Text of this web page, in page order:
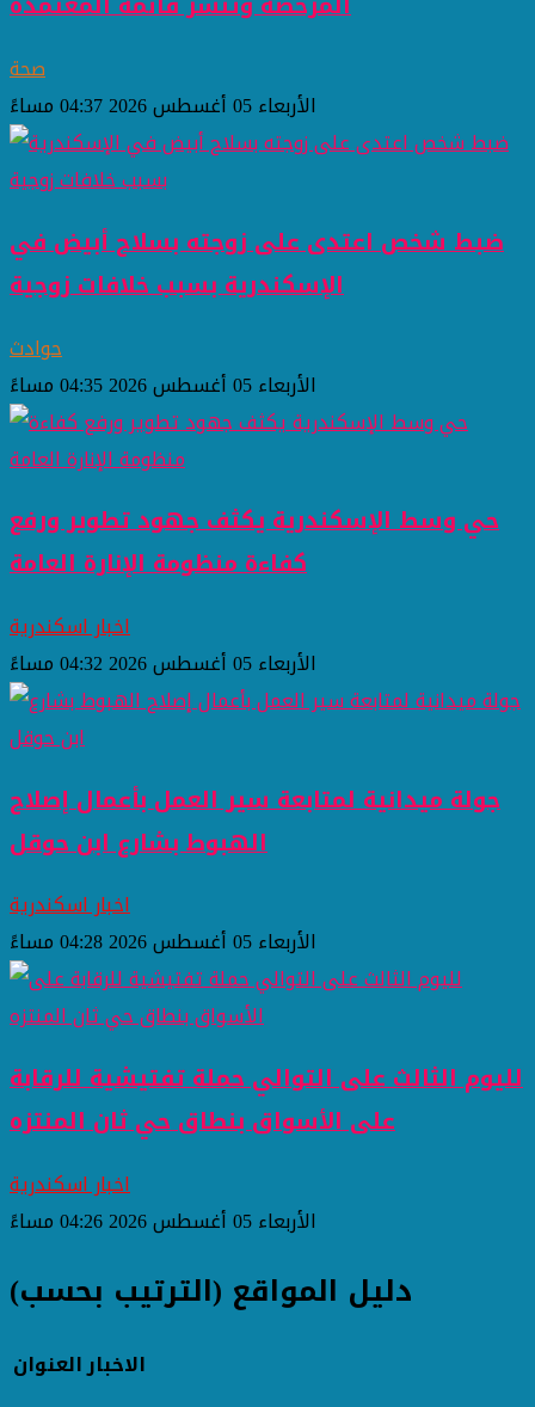
صحة
الأربعاء 05 أغسطس 2026 04:37 مساءً
ضبط شخص اعتدى على زوجته بسلاح أبيض في
الإسكندرية بسبب خلافات زوجية
حوادث
الأربعاء 05 أغسطس 2026 04:35 مساءً
حي وسط الإسكندرية يكثف جهود تطوير ورفع
كفاءة منظومة الإنارة العامة
اخبار اسكندرية
الأربعاء 05 أغسطس 2026 04:32 مساءً
جولة ميدانية لمتابعة سير العمل بأعمال إصلاح
الهبوط بشارع ابن حوقل
اخبار اسكندرية
الأربعاء 05 أغسطس 2026 04:28 مساءً
لليوم الثالث على التوالي حملة تفتيشية للرقابة
على الأسواق بنطاق حي ثان المنتزه
اخبار اسكندرية
الأربعاء 05 أغسطس 2026 04:26 مساءً
دليل المواقع (الترتيب بحسب)
العنوانالاخبار